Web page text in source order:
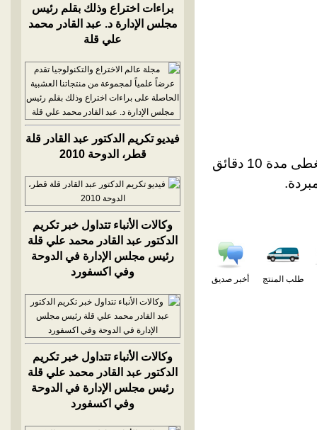
يوضع ظرف سيللوزي في كأس ماء سعة 200 مل مغلي مسبقاً وتغطى مدة 10 دقائق
طلب المنتج أخبر صديق
براءات اختراع وذلك بقلم رئيس
مجلس الإدارة د. عبد القادر محمد
علي قلة
فيديو تكريم الدكتور عبد القادر قلة
قطر، الدوحة 2010
وكالات الأنباء تتداول خبر تكريم
الدكتور عبد القادر محمد علي قلة
رئيس مجلس الإدارة في الدوحة
وفي اكسفورد
وكالات الأنباء تتداول خبر تكريم
الدكتور عبد القادر محمد علي قلة
رئيس مجلس الإدارة في الدوحة
وفي اكسفورد